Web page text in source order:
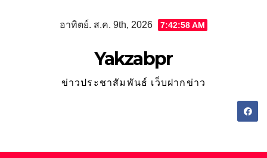
อาทิตย์. ส.ค. 9th, 2026 7:42:58 AM
Yakzabpr
ข่าวประชาสัมพันธ์ เว็บฝากข่าว